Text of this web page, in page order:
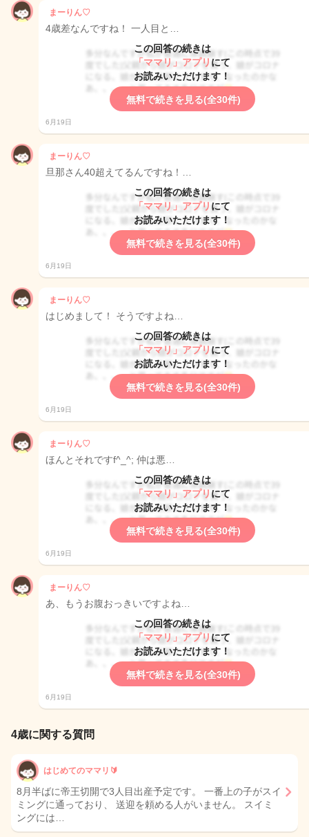
まーりん♡
4歳差なんですね！ 一人目と…
この回答の続きは
「ママリ」アプリ にて
お読みいただけます！
無料で続きを見る(全30件)
6月19日
まーりん♡
旦那さん40超えてるんですね！…
この回答の続きは
「ママリ」アプリ にて
お読みいただけます！
無料で続きを見る(全30件)
6月19日
まーりん♡
はじめまして！ そうですよね…
この回答の続きは
「ママリ」アプリ にて
お読みいただけます！
無料で続きを見る(全30件)
6月19日
まーりん♡
ほんとそれですf^_^; 仲は悪…
この回答の続きは
「ママリ」アプリ にて
お読みいただけます！
無料で続きを見る(全30件)
6月19日
まーりん♡
あ、もうお腹おっきいですよね…
この回答の続きは
「ママリ」アプリ にて
お読みいただけます！
無料で続きを見る(全30件)
6月19日
4歳に関する質問
はじめてのママリ🔰
8月半ばに帝王切開で3人目出産予定です。 一番上の子がスイ
ミングに通っており、 送迎を頼める人がいません。 スイミ
ングには…